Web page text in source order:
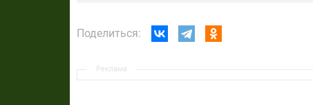
Поделиться:
Реклама